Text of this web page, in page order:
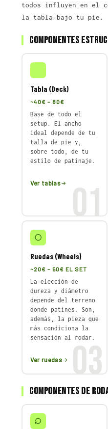
todos influyen en el
la tabla bajo tu pie.
Componentes
01
Tabla (Deck)
~40€ – 80€
Base de todo el
setup. El ancho
ideal depende de tu
talla de pie y,
sobre todo, de tu
estilo de patinaje.
Ver tablas
03
Ruedas (Wheels)
~20€ – 50€ EL SET
La elección de
dureza y diámetro
depende del terreno
donde patines. Son,
además, la pieza que
más condiciona la
sensación al rodar.
Ver ruedas
Componentes de